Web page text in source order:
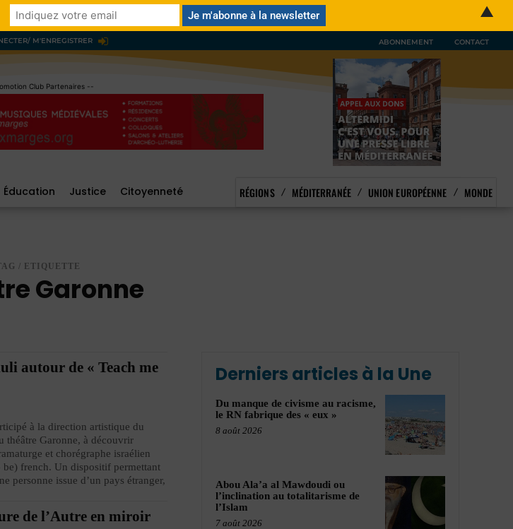
M'ENREGISTRER ABONNEMENT CONTACT
Club Partenaires --
Éducation Justice Citoyenneté RÉGIONS MÉDITERRANÉE UNION EUROPÉENNE MONDE
/ ETIQUETTE
Garonne
autour de « Teach me
à la direction artistique du
théâtre Garonne, à découvrir
et chorégraphe israélien
be) french. Un dispositif permettant
personne issue d’un pays étranger,
de l’Autre en miroir
Derniers articles à la Une
Du manque de civisme au racisme,
le RN fabrique des « eux »
8 août 2026
Abou Ala’a al Mawdoudi ou
l’inclination au totalitarisme de
l’Islam
7 août 2026
▲